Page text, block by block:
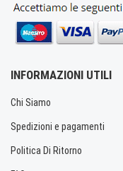
INFORMAZIONI UTILI
Chi Siamo
Spedizioni e pagamenti
Politica Di Ritorno